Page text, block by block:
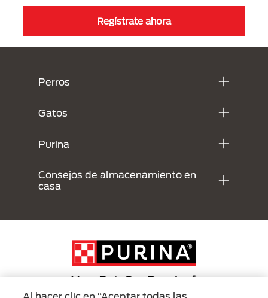
Regístrate ahora
Perros
Gatos
Purina
Consejos de almacenamiento en
casa